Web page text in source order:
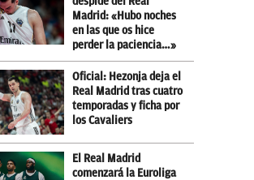
Madrid: «Hubo noches
en las que os hice
perder la paciencia…»
Oficial: Hezonja deja el
Real Madrid tras cuatro
temporadas y ficha por
los Cavaliers
El Real Madrid
comenzará la Euroliga